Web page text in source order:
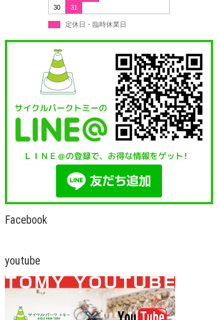
30 31
定休日・臨時休業日
Facebook
youtube